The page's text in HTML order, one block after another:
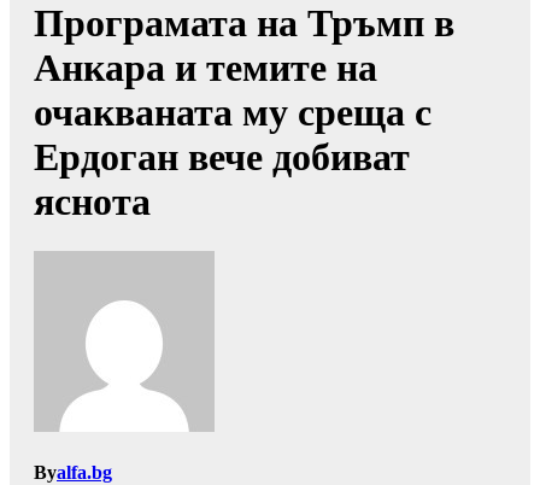
Програмата на Тръмп в
Анкара и темите на
очакваната му среща с
Ердоган вече добиват
яснота
Byalfa.bg